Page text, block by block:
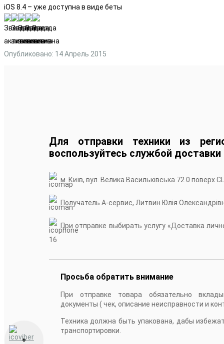
iOS 8.4 – уже доступна в виде беты
Опубликовано: 14 Апрель 2015
Для отправки техники из
воспользуйтесь службой доставки
м. Київ, вул. Велика Васильківська 72 0 поверх
Получатель А-сервис, Литвин Юлія
При отправке выбирать услугу «Доставка
16
Просьба обратить внимание
При отправке товара обязательно
документы ( чек, описание неисправности и
Техника должна быть упакована, дабы
транспортировки.